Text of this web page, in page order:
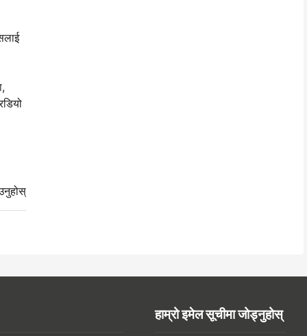
हाम्रो इमेल सूचीमा जोड्नुहोस्